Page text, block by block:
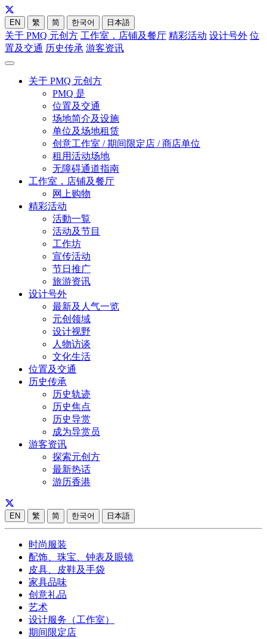
EN 繁 简 한국어 日本語
关于 PMQ 元创方 工作室，店铺及餐厅 精彩活动 设计号外 位
置及交通 历史传承 游客资讯
关于 PMQ 元创方
PMQ 是
位置及交通
场地简介及设施
单位及场地租赁
创意工作室 / 期间限定店 / 商店单位
租用活动场地
无障碍通道指南
工作室，店铺及餐厅
网上购物
精彩活动
活動一覧
活动及节目
工作坊
宣传活动
节日推广
旅游资讯
设计号外
最新及人气一览
元创领域
设计视野
人物访谈
文化生活
位置及交通
历史传承
历史轨迹
历史焦点
历史导赏
成为导赏员
游客资讯
探索元创方
最新热话
游历香港
EN 繁 简 한국어 日本語
时尚服装
配饰、珠宝、钟表及眼镜
皮具、皮鞋及手袋
家具品味
创意礼品
艺术
设计服务（工作室）
期间限定店